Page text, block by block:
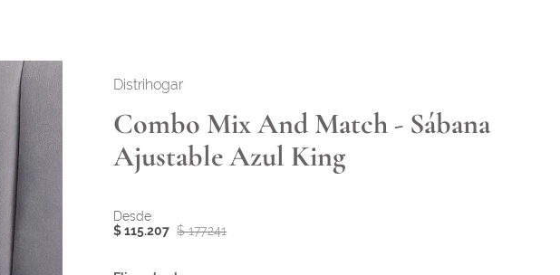
Distrihogar
Combo Mix And Match - Sábana
Ajustable Azul King
$ 115.207 $ 177.241